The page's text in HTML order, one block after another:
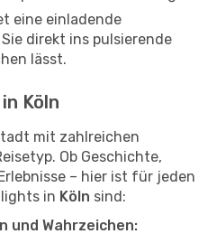
eine einladende
direkt ins pulsierende
lässt.
Köln
mit zahlreichen
Ob Geschichte,
– hier ist für jeden
in Köln sind:
und Wahrzeichen: